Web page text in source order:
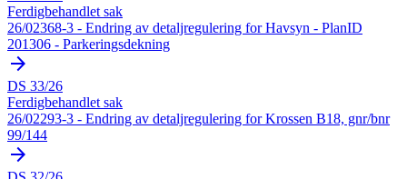
Ferdigbehandlet sak
26/02368-3 - Endring av detaljregulering for Havsyn - PlanID
201306 - Parkeringsdekning
arrow_forward
DS 33/26
Ferdigbehandlet sak
26/02293-3 - Endring av detaljregulering for Krossen B18, gnr/bnr
99/144
arrow_forward